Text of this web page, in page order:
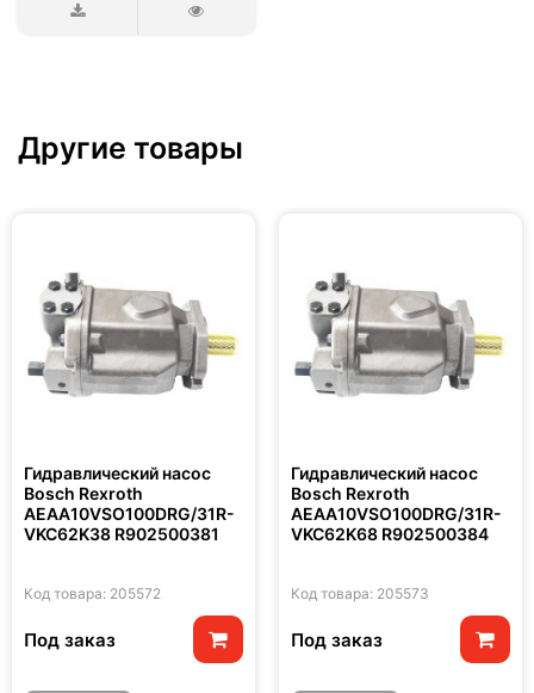
Другие товары
Гидравлический насос
Bosch Rexroth
AEAA10VSO100DRG/31R-
VKC62K38 R902500381
Код товара: 205572
Под заказ
Гидравлический насос
Bosch Rexroth
AEAA10VSO100DRG/31R-
VKC62K68 R902500384
Код товара: 205573
Под заказ